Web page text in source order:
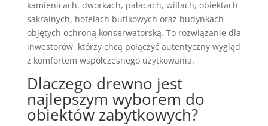
kamienicach, dworkach, pałacach, willach, obiektach
sakralnych, hotelach butikowych oraz budynkach
objętych ochroną konserwatorską. To rozwiązanie dla
inwestorów, którzy chcą połączyć autentyczny wygląd
z komfortem współczesnego użytkowania.
Dlaczego drewno jest
najlepszym wyborem do
obiektów zabytkowych?